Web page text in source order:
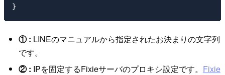
① : LINEのマニュアルから指定されたお決まりの文字列
です。
② : IPを固定するFixieサーバのプロキシ設定です。 Fixie